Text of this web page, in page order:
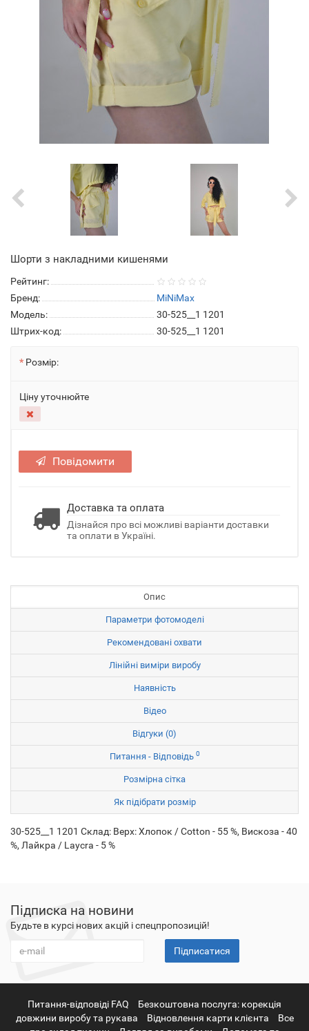
Шорти з накладними кишенями
Рейтинг:
Бренд:
MiNiMax
Модель:
30-525__1 1201
Штрих-код:
30-525__1 1201
Розмір:
Ціну уточнюйте
Повідомити
Доставка та оплата
Дізнайся про всі можливі варіанти доставки
та оплати в Україні.
Опис
Параметри фотомоделі
Рекомендовані охвати
Лінійні виміри виробу
Наявність
Відео
Відгуки (0)
Питання - Відповідь 0
Розмірна сітка
Як підібрати розмір
30-525__1 1201 Склад: Верх: Хлопок / Cotton - 55 %, Вискоза - 40
%, Лайкра / Laycra - 5 %
Підписка на новини
Будьте в курсі нових акцій і спецпропозицій!
Підписатися
Питання-відповіді FAQ
Безкоштовна послуга: корекція
довжини виробу та рукава
Відновлення карти клієнта
Все